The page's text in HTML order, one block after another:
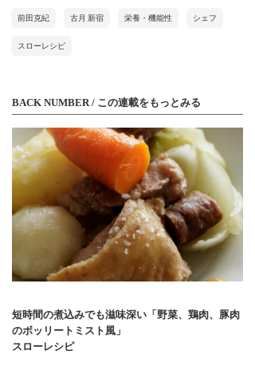
前田克紀 古月 新宿 栄養・機能性 シェフ
スローレシピ
BACK NUMBER / この連載をもっとみる
短時間の煮込みでも滋味深い「野菜、鶏肉、豚肉
のボッリートミスト風」
スローレシピ